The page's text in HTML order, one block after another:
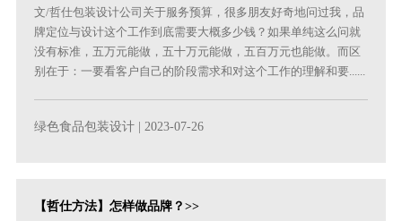
文/哲仕包装设计公司关于服务预算，很多朋友好奇地问过我，品
牌定位与设计这个工作到底需要大概多少钱？如果单纯这么问就
没有标准，五万元能做，五十万元能做，五百万元也能做。而区
别在于：一要看客户自己的阶段需求和对这个工作的理解和要......
绿色食品包装设计 | 2023-07-26
【哲仕方法】怎样做品牌？>>